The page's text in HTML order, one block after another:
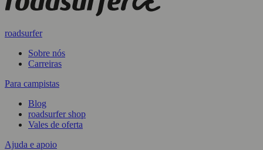
roadsurfer
Sobre nós
Carreiras
Para campistas
Blog
roadsurfer shop
Vales de oferta
Ajuda e apoio